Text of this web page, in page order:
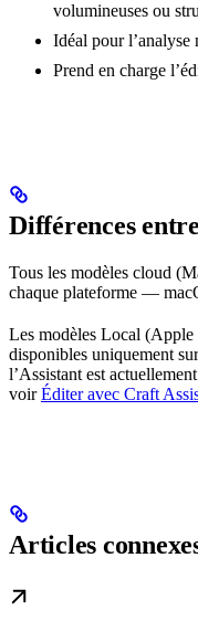
volumineuses ou
Idéal pour l’analyse
Prend en charge
Différences
Tous les modèles cloud
chaque plateforme —
Les modèles Local
disponibles uniquement
l’Assistant est
voirÉditer avec Craft
Articles